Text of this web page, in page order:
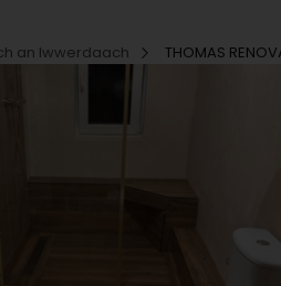
an Iwwerdaach THOMAS